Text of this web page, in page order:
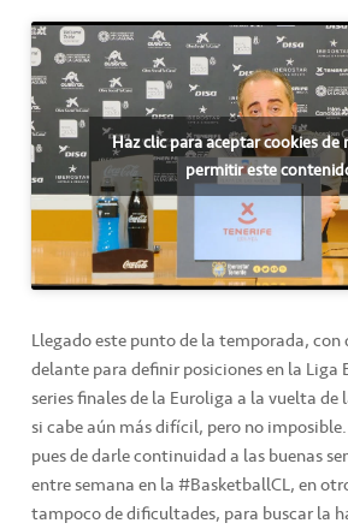
Haz clic para aceptar cookies de
permitir este
Llegado este punto de la temporada, con
delante para definir posiciones en la Liga
series finales de la Euroliga a la vuelta de
si cabe aún más difícil, pero no
pues de darle continuidad a las buenas
entre semana en la #BasketballCL, en
tampoco de dificultades, para buscar la